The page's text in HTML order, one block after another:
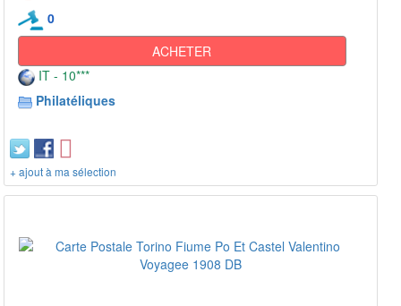
0
ACHETER
IT - 10***
Philatéliques
+ ajout à ma sélection